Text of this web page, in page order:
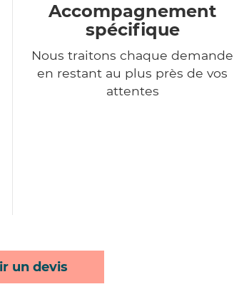
Accompagnement
spécifique
Nous traitons chaque demande
en restant au plus près de vos
attentes
un devis